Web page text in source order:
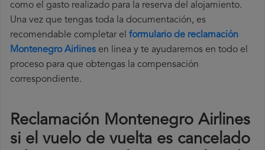
como el gasto realizado para la reserva del alojamiento.
Una vez que tengas toda la documentación, es
recomendable completar el formulario de reclamación
Montenegro Airlines en linea y te ayudaremos en todo el
proceso para que obtengas la compensación
correspondiente.
Reclamación Montenegro Airlines
si el vuelo de vuelta es cancelado